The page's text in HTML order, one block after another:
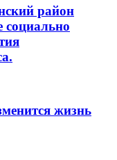
район
социально
жизнь